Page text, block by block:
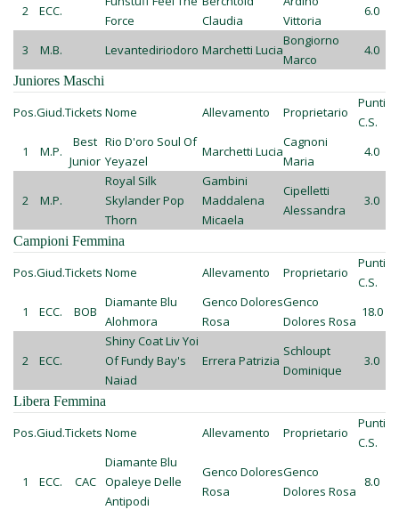
2 ECC.
Force
Claudia
Vittoria
6.0
3 M.B. Levantediriodoro Marchetti Lucia
Bongiorno
Marco
4.0
Juniores Maschi
Pos.Giud.Tickets Nome Allevamento Proprietario
Punti
C.S.
1
M.P.
Best
Junior
Rio D'oro Soul Of
Yeyazel
Marchetti Lucia
Cagnoni
Maria
4.0
2 M.P.
Royal Silk
Skylander Pop
Thorn
Gambini
Maddalena
Micaela
Cipelletti
Alessandra
3.0
Campioni Femmina
Pos.Giud.Tickets Nome Allevamento Proprietario
Punti
C.S.
1
ECC. BOB
Diamante Blu
Alohmora
Genco Dolores
Rosa
Genco
Dolores Rosa
18.0
2 ECC.
Shiny Coat Liv Yoi
Of Fundy Bay's
Naiad
Errera Patrizia
Schloupt
Dominique
3.0
Libera Femmina
Pos.Giud.Tickets Nome Allevamento Proprietario
Punti
C.S.
1 ECC. CAC
Diamante Blu
Opaleye Delle
Antipodi
Genco Dolores
Rosa
Genco
Dolores Rosa
8.0